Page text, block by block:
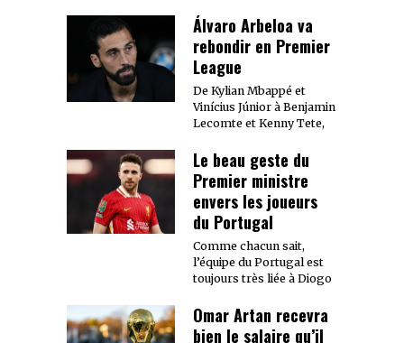
Álvaro Arbeloa va
rebondir en Premier
League
De Kylian Mbappé et
Vinícius Júnior à Benjamin
Lecomte et Kenny Tete,
Le beau geste du
Premier ministre
envers les joueurs
du Portugal
Comme chacun sait,
l’équipe du Portugal est
toujours très liée à Diogo
Omar Artan recevra
bien le salaire qu’il